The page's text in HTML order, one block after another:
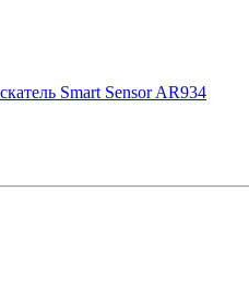
Smart Sensor AR934